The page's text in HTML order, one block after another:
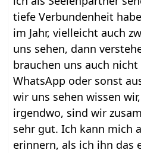
tiefe Verbundenheit
im Jahr, vielleicht auch
uns sehen, dann
brauchen uns auch
WhatsApp oder sonst
wir uns sehen wissen
irgendwo, sind wir
sehr gut. Ich kann mich
erinnern, als ich ihn das